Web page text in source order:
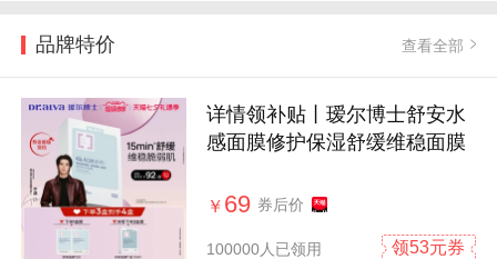
品牌特价 查看全部
详情领补贴丨瑷尔博士舒安水
感面膜修护保湿舒缓维稳面膜
￥ 69 券后价
100000人已领用 领53元券